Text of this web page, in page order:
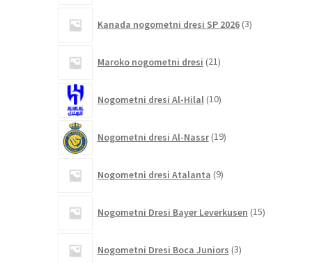
Kanada nogometni dresi SP 2026 3izdelki
Maroko nogometni dresi 21izdelkov
Nogometni dresi Al-Hilal 10izdelkov
Nogometni dresi Al-Nassr 19izdelkov
Nogometni dresi Atalanta 9izdelkov
Nogometni Dresi Bayer Leverkusen 15izdelkov
Nogometni Dresi Boca Juniors 3izdelki